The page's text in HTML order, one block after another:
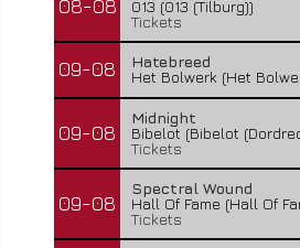
08-08
013 (013 (Tilburg))
Tickets
09-08
Hatebreed
Het Bolwerk (Het
09-08
Midnight
Bibelot (Bibelot
Tickets
09-08
Spectral Wound
Hall Of Fame (Hall Of
Tickets